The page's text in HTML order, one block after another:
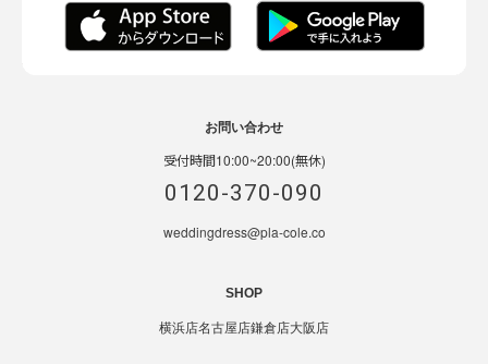
お問い合わせ
受付時間10:00~20:00(無休)
0120-370-090
weddingdress@pla-cole.co
SHOP
横浜店名古屋店鎌倉店大阪店